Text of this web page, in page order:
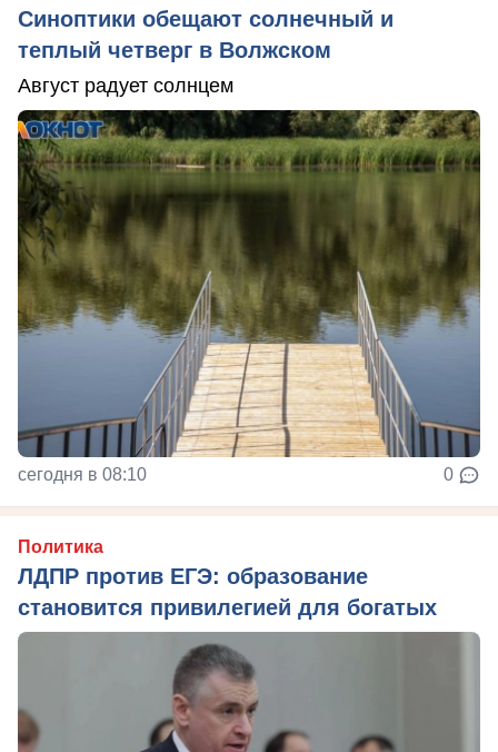
Синоптики обещают солнечный и
теплый четверг в Волжском
Август радует солнцем
сегодня в 08:10 0
Политика
ЛДПР против ЕГЭ: образование
становится привилегией для богатых